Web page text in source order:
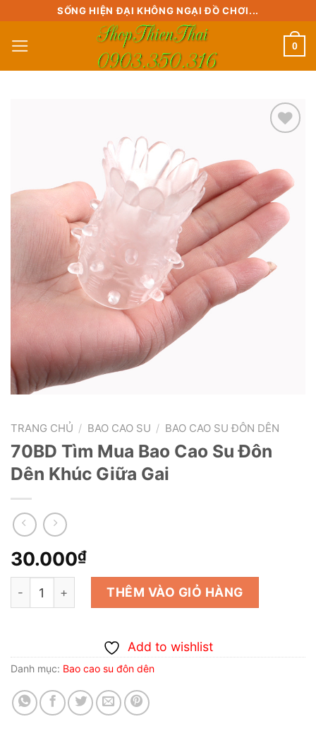
content
SỐNG HIỆN ĐẠI KHÔNG NGẠI ĐỒ CHƠI...
0
Add to
wishlist
TRANG CHỦ / BAO CAO SU / BAO CAO SU ĐÔN DÊN
70BD Tìm Mua Bao Cao Su Đôn
Dên Khúc Giữa Gai
30.000₫
70BD Tìm Mua Bao Cao Su Đôn Dên Khúc Giữa Gai số
THÊM VÀO GIỎ HÀNG
Add to wishlist
Danh mục: Bao cao su đôn dên